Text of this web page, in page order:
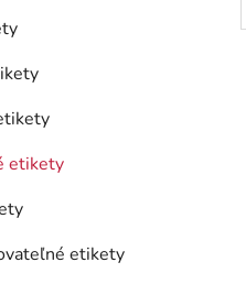
etikety
etikety